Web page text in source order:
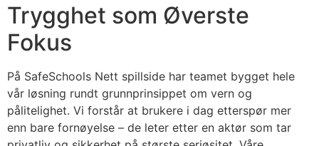
satın al
panel
panel
panel
panel
Trygghet som Øverste
Fokus
På SafeSchools Nett spillside har teamet bygget hele
vår løsning rundt grunnprinsippet om vern og
pålitelighet. Vi forstår at brukere i dag etterspør mer
enn bare fornøyelse – de leter etter en aktør som tar